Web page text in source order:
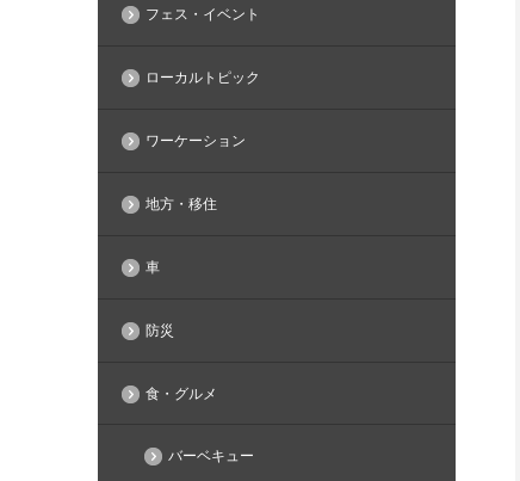
フェス・イベント
ローカルトピック
ワーケーション
地方・移住
車
防災
食・グルメ
バーベキュー